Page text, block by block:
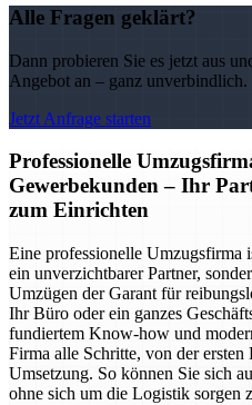
Alle Fragen geklärt?
Dann probieren Sie es jetzt aus
Angebot an – ganz unverbindlich.
Jetzt Anfrage starten
Professionelle
Gewerbekunden – Ihr
zum Einrichten
Eine professionelle Umzugsfirma
ein unverzichtbarer Partner,
Umzügen der Garant für
Ihr Büro oder ein ganzes
fundiertem Know-how und
Firma alle Schritte, von der ersten
Umsetzung. So können Sie sich
ohne sich um die Logistik sorgen